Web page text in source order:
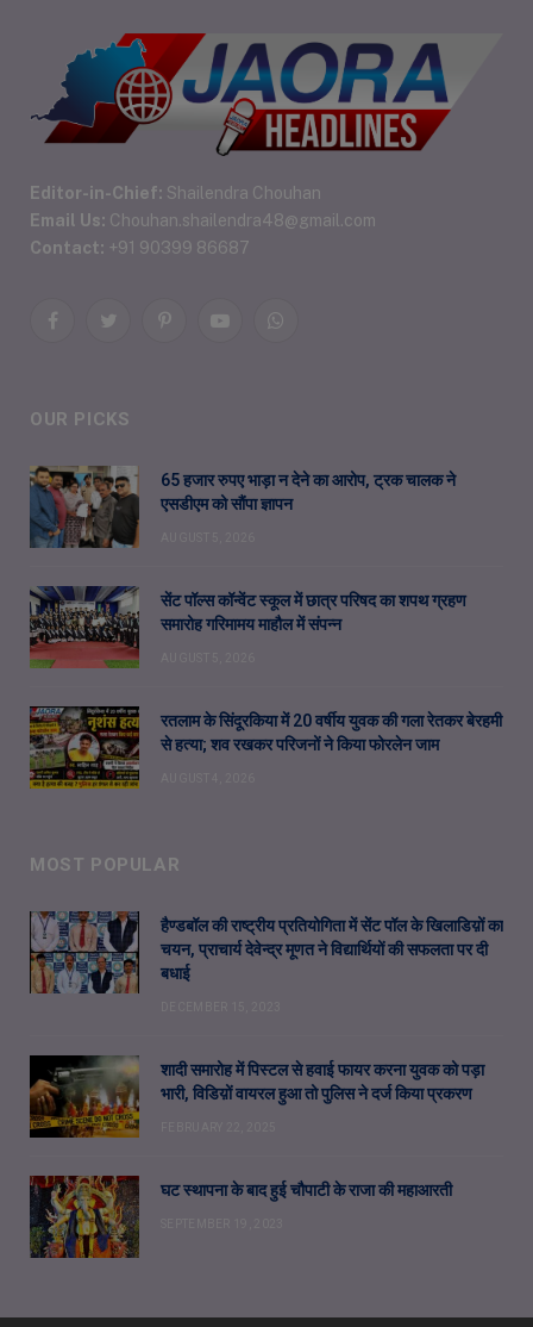
Editor-in-Chief: Shailendra Chouhan
Email Us: Chouhan.shailendra48@gmail.com
Contact: +91 90399 86687
FacebookTwitterPinterestYouTubeWhatsApp
OUR PICKS
65 हजार रुपए भाड़ा न देने का आरोप, ट्रक चालक ने
एसडीएम को सौंपा ज्ञापन
सेंट पॉल्स कॉन्वेंट स्कूल में छात्र परिषद का शपथ ग्रहण
समारोह गरिमामय माहौल में संपन्न
रतलाम के सिंदूरकिया में 20 वर्षीय युवक की गला रेतकर बेरहमी
से हत्या; शव रखकर परिजनों ने किया फोरलेन जाम
MOST POPULAR
हैण्डबॉल की राष्ट्रीय प्रतियोगिता में सेंट पॉल के खिलाडिय़ों का
चयन, प्राचार्य देवेन्द्र मूणत ने विद्यार्थियों की सफलता पर दी
बधाई
शादी समारोह में पिस्टल से हवाई फायर करना युवक को पड़ा
भारी, विडिय़ों वायरल हुआ तो पुलिस ने दर्ज किया प्रकरण
घट स्थापना के बाद हुई चौपाटी के राजा की महाआरती